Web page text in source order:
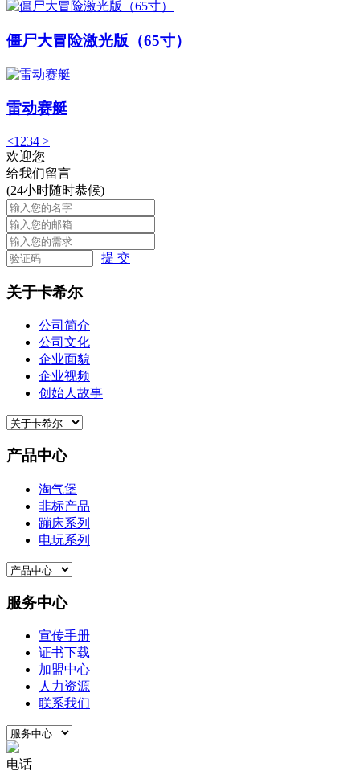
僵尸大冒险激光版（65寸）
雷动赛艇
<1 234 >
欢迎您
给我们留言
(24小时随时恭候)
提 交
关于卡希尔
公司简介
公司文化
企业面貌
企业视频
创始人故事
产品中心
淘气堡
非标产品
蹦床系列
电玩系列
服务中心
宣传手册
证书下载
加盟中心
人力资源
联系我们
电话